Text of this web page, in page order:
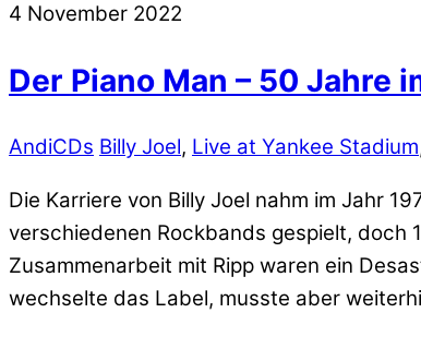
4 November 2022
Der Piano Man – 50 Jahre
AndiCDs Billy Joel, Live at Yankee Stadium
Die Karriere von Billy Joel nahm im Jahr
verschiedenen Rockbands gespielt, doch
Zusammenarbeit mit Ripp waren ein
wechselte das Label, musste aber